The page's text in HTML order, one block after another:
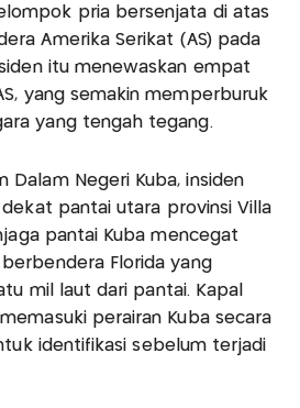
pria bersenjata di atas
Amerika Serikat (AS) pada
itu menewaskan empat
yang semakin memperburuk
yang tengah tegang.
Dalam Negeri Kuba, insiden
pantai utara provinsi Villa
pantai Kuba mencegat
Florida yang
mil laut dari pantai. Kapal
perairan Kuba secara
identifikasi sebelum terjadi